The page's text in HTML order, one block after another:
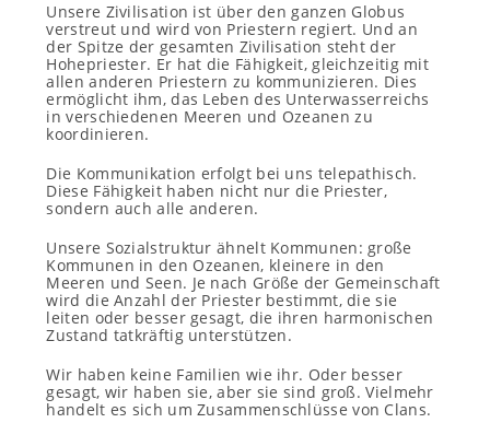
Unsere Zivilisation ist über den ganzen Globus
verstreut und wird von Priestern regiert. Und an
der Spitze der gesamten Zivilisation steht der
Hohepriester. Er hat die Fähigkeit, gleichzeitig mit
allen anderen Priestern zu kommunizieren. Dies
ermöglicht ihm, das Leben des Unterwasserreichs
in verschiedenen Meeren und Ozeanen zu
koordinieren.
Die Kommunikation erfolgt bei uns telepathisch.
Diese Fähigkeit haben nicht nur die Priester,
sondern auch alle anderen.
Unsere Sozialstruktur ähnelt Kommunen: große
Kommunen in den Ozeanen, kleinere in den
Meeren und Seen. Je nach Größe der Gemeinschaft
wird die Anzahl der Priester bestimmt, die sie
leiten oder besser gesagt, die ihren harmonischen
Zustand tatkräftig unterstützen.
Wir haben keine Familien wie ihr. Oder besser
gesagt, wir haben sie, aber sie sind groß. Vielmehr
handelt es sich um Zusammenschlüsse von Clans.